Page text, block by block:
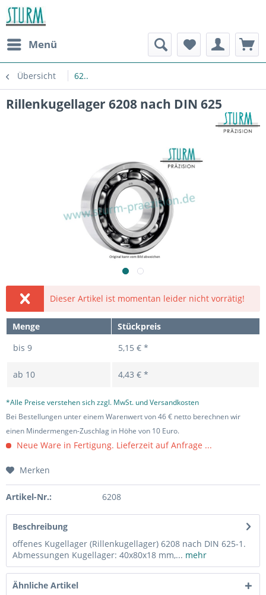
Menü
Übersicht 62..
Rillenkugellager 6208 nach DIN 625
Dieser Artikel ist momentan leider nicht vorrätig!
Menge
Stückpreis
bis 9 5,15 € *
ab 10 4,43 € *
*Alle Preise verstehen sich zzgl. MwSt. und Versandkosten
Bei Bestellungen unter einem Warenwert von 46 € netto berechnen wir
einen Mindermengen-Zuschlag in Höhe von 10 Euro.
Neue Ware in Fertigung. Lieferzeit auf Anfrage ...
Merken
Artikel-Nr.: 6208
Beschreibung
offenes Kugellager (Rillenkugellager) 6208 nach DIN 625-1.
Abmessungen Kugellager: 40x80x18 mm,... mehr
Ähnliche Artikel